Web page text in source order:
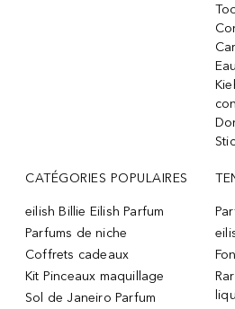
CATÉGORIES POPULAIRES
eilish Billie Eilish Parfum
Parfums de niche
Coffrets cadeaux
Kit Pinceaux maquillage
Sol de Janeiro Parfum